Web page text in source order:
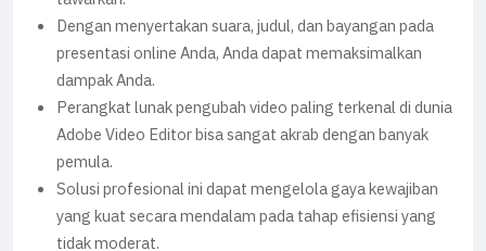
Dengan menyertakan suara, judul, dan bayangan pada
presentasi online Anda, Anda dapat memaksimalkan
dampak Anda.
Perangkat lunak pengubah video paling terkenal di dunia
Adobe Video Editor bisa sangat akrab dengan banyak
pemula.
Solusi profesional ini dapat mengelola gaya kewajiban
yang kuat secara mendalam pada tahap efisiensi yang
tidak moderat.